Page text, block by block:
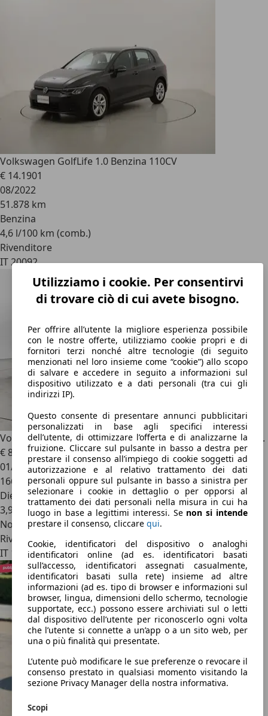
Utilizziamo i cookie. Per consentirvi
di trovare ciò di cui avete bisogno.
Per offrire all’utente la migliore esperienza possibile
con le nostre offerte, utilizziamo cookie propri e di
fornitori terzi nonché altre tecnologie (di seguito
menzionati nel loro insieme come “cookie”) allo scopo
di salvare e accedere in seguito a informazioni sul
dispositivo utilizzato e a dati personali (tra cui gli
indirizzi IP).
Questo consente di presentare annunci pubblicitari
personalizzati in base agli specifici interessi
dell’utente, di ottimizzare l’offerta e di analizzarne la
fruizione. Cliccare sul pulsante in basso a destra per
prestare il consenso all’impiego di cookie soggetti ad
autorizzazione e al relativo trattamento dei dati
personali oppure sul pulsante in basso a sinistra per
selezionare i cookie in dettaglio o per opporsi al
trattamento dei dati personali nella misura in cui ha
luogo in base a legittimi interessi. Se non si intende
prestare il consenso, cliccare qui.
Cookie, identificatori del dispositivo o analoghi
identificatori online (ad es. identificatori basati
sull’accesso, identificatori assegnati casualmente,
identificatori basati sulla rete) insieme ad altre
informazioni (ad es. tipo di browser e informazioni sul
browser, lingua, dimensioni dello schermo, tecnologie
supportate, ecc.) possono essere archiviati sul o letti
dal dispositivo dell’utente per riconoscerlo ogni volta
che l’utente si connette a un’app o a un sito web, per
una o più finalità qui presentate.
L’utente può modificare le sue preferenze o revocare il
consenso prestato in qualsiasi momento visitando la
sezione Privacy Manager della nostra informativa.
Scopi
Volkswagen GolfLife 1.0 Benzina 110CV
€ 14.1901
08/2022
51.878 km
Benzina
4,6 l/100 km (comb.)
Rivenditore
IT 20092
Volkswagen Golf1.6 TDI Highline DSG BlueMotion Technol.
€ 8.990
01/2013
166.147 km
Diesel
3,9 l/100 km (comb.)
Novità
Rivenditore
IT 13037